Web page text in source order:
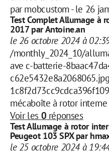
parmobcustom-le 26
Test Complet Allumage à
2017 par Antoine.an
le 26 octobre 2024 à
/monthly_2024_10/
ave c-batterie-
mécaboîte à rotor
Voir les 0 réponses
Test Allumage à rotor
Peugeot 103 SPX par
le 25 octobre 2024 à